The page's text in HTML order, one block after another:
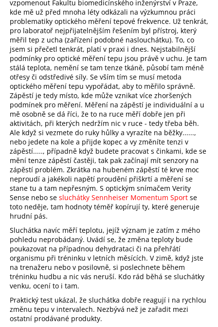
vzpomenout Fakultu biomedicínského inženýrství v Praze,
kde mě už před mnoha léty odkázali na výzkumnou práci
problematiky optického měření tepové frekvence. Už tenkrát,
pro laboratoř nejpřijatelnějším řešením byl přístroj, který
měřil tep z ucha (zařízení podobné naslouchátku). To, co
jsem si přečetl tenkrát, platí v praxi i dnes. Nejstabilnější
podmínky pro optické měření tepu jsou právě v uchu. Je tam
stálá teplota, nemění se tam tenze tkáně, působí tam méně
otřesy či odstředivé síly. Se vším tím se musí metoda
optického měření tepu vypořádat, aby to měřilo správně.
Zápěstí je tedy místo, kde může vznikat více zhoršených
podmínek pro měření. Měření na zápěstí je individuální a u
mě osobně se dá říci, že to na ruce měří dobře jen při
aktivitách, při kterých nedržím nic v ruce - tedy třeba běh.
Ale když si vezmete do ruky hůlky a vyrazíte na běžky......,
nebo jedete na kole a přijde kopec a vy změníte tenzi v
zápěstí....., případně když budete pracovat s činkami, kde se
mění tenze zápěstí častěji, tak pak začínají mít senzory na
zápěstí problém. Zkrátka na hubeném zápěstí té krve moc
neproudí a jakékoli napětí proudění přiškrtí a měření se
stane tu a tam nepřesným. S optickým snímačem Verity
Sense nebo se sluchátky Sennheiser Momentum Sport se
toto neděje, tam hodnoty téměř kopírují ty, které generuje
hrudní pás.
Sluchátka navíc měří teplotu, jejíž význam je zatím z mého
pohledu neprobádaný. Uvádí se, že změna teploty bude
poukazovat na případnou dehydrataci či na přehřátí
organismu při tréninku v letních měsících. V zimě, když jste
na trenažeru nebo v posilovně, si poslechnete během
tréninku hudbu a nic vás neruší. Kdo rád běhá se sluchátky
venku, ocení to i tam.
Praktický test ukázal, že sluchátka dobře reagují i na rychlou
změnu tepu v intervalech. Nezbývá než je zařadit mezi
ostatní prodávané produkty.
n
a
j
í
t
?
HLEDAT
D
o
p
o
r
u
č
u
j
e
m
e
POLAR